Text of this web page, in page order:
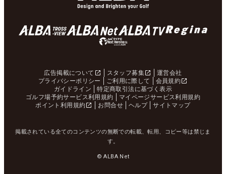
広告掲載について スタッフ募集
運営会社
プライバシーポリシー
ご利用に際して
会員規約
ガイドライン
特定商取引法に基づく表示
ゴルフ場予約サービス利用規約
マイページサービス利用規約
ポイント利用規約
お問合せ ヘルプ サイトマップ
掲載されている全てのコンテンツの無断での転載、転用、コピー等は禁じま
す。
© ALBA Net